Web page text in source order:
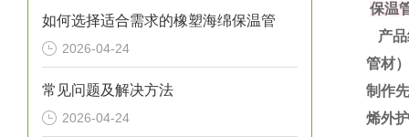
如何选择适合需求的橡塑海绵保温管
2026-04-24
常见问题及解决方法
2026-04-24
保温
产品
管材
制作
烯外